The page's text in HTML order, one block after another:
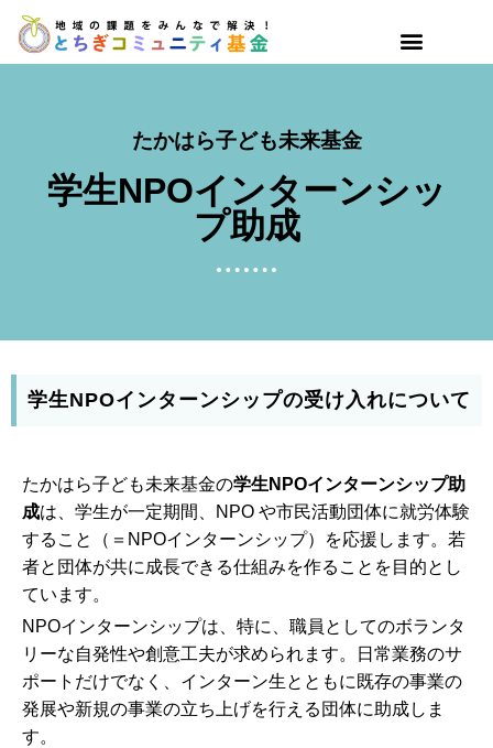
たかはら子ども未来基金
学生NPOインターンシッ
プ助成
学生NPOインターンシップの受け入れについて
たかはら子ども未来基金の学生NPOインターンシップ助
成は、学生が一定期間、NPO や市民活動団体に就労体験
すること（＝NPOインターンシップ）を応援します。若
者と団体が共に成長できる仕組みを作ることを目的とし
ています。
NPOインターンシップは、特に、職員としてのボランタ
リーな自発性や創意工夫が求められます。日常業務のサ
ポートだけでなく、インターン生とともに既存の事業の
発展や新規の事業の立ち上げを行える団体に助成しま
す。